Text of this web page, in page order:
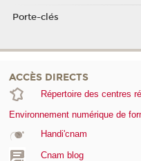
Porte-clés
ACCÈS DIRECTS
Répertoire des centres
Environnement numérique de
Handi'cnam
Cnam blog